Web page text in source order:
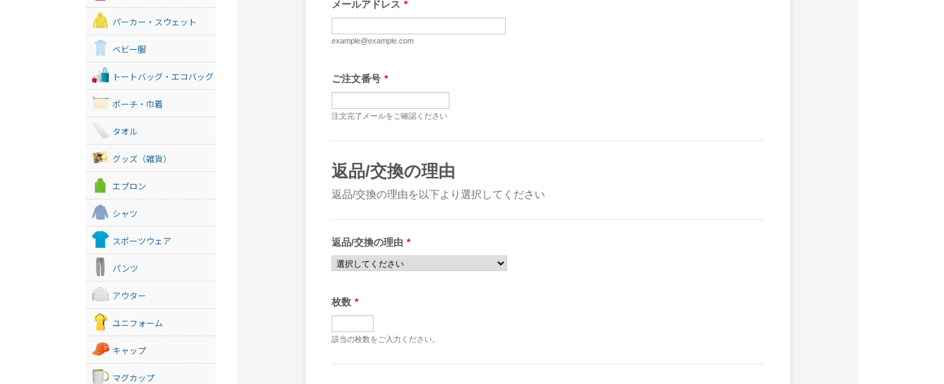
パーカー・スウェット
ベビー服
トートバッグ・エコバッグ
ポーチ・巾着
タオル
グッズ（雑貨）
エプロン
シャツ
スポーツウェア
パンツ
アウター
ユニフォーム
キャップ
マグカップ